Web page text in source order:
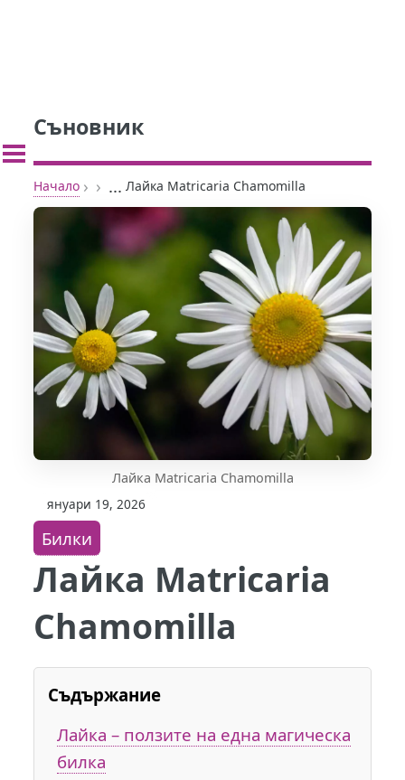
Съновник
Начало › › ... Лайка Matricaria Chamomilla
Лайка Matricaria Chamomilla
януари 19, 2026
Билки
Лайка Matricaria
Chamomilla
Съдържание
Лайка – ползите на една магическа
билка